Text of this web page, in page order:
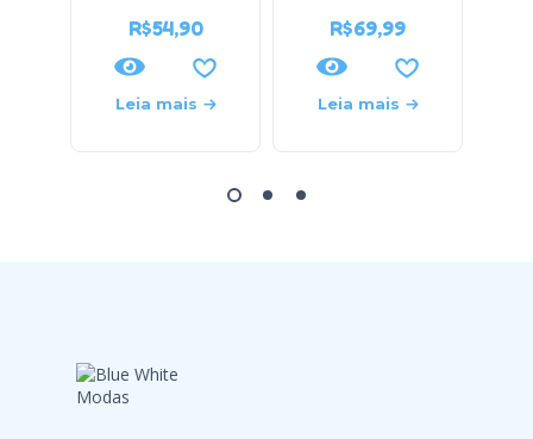
R$54,90
Leia mais
R$69,99
Leia mais